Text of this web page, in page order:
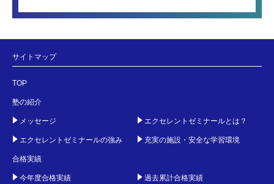
サイトマップ
TOP
塾の紹介
メッセージ エクセレントゼミナールとは？
エクセレントゼミナールの強み 充実の施設・安全な学習環境
合格実績
今年度合格実績 過去累計合格実績